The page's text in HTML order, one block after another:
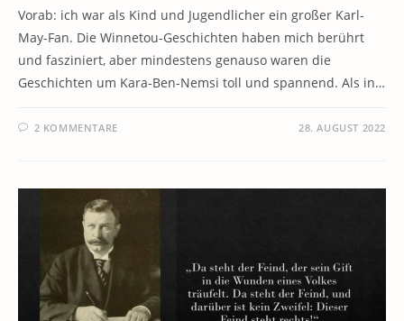
Vorab: ich war als Kind und Jugendlicher ein großer Karl-
May-Fan. Die Winnetou-Geschichten haben mich berührt
und fasziniert, aber mindestens genauso waren die
Geschichten um Kara-Ben-Nemsi toll und spannend. Als in…
2 KOMMENTARE 28. AUGUST 2022